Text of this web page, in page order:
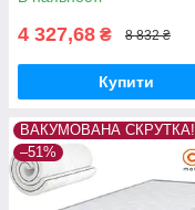
4 327,68 ₴ 8 832 ₴
Купити
ВАКУМОВАНА СКРУТКА!
–51%